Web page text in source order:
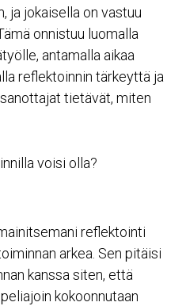
ja jokaisella on vastuu
onnistuu luomalla
antamalla aikaa
reflektoinnin tärkeyttä ja
tietävät, miten
voisi olla?
reflektointi
arkea. Sen pitäisi
kanssa siten, että
kokoonnutaan